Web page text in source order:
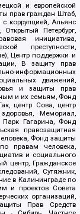
и европейской
прав граждан Штаб,
коррупцией, Альянс
Петербург,
инициатива,
преступности,
Центр поддержки и
В защиту прав
информационных
движений,
и защиты прав
и их семьям, Фонд
центр Сова, центр
Мемориал,
Гагарина, Фонд
правозащитная
Фонд защиты
по правам человека,
и социального
центр, Гражданское
Сутяжник,
в Калининграде по
и проектов Совета
организаций,
Прав Средств